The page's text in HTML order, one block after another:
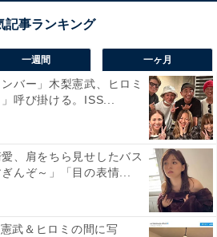
一週間 一ヶ月
バー」木梨憲武、ヒロミ
呼び掛ける。ISS...
愛、肩をちら見せしたバス
んぞ～」「目の表情...
武＆ヒロミの間に写